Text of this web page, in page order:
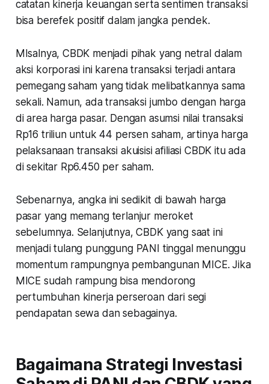
catatan kinerja keuangan serta sentimen transaksi
bisa berefek positif dalam jangka pendek.
MIsalnya, CBDK menjadi pihak yang netral dalam
aksi korporasi ini karena transaksi terjadi antara
pemegang saham yang tidak melibatkannya sama
sekali. Namun, ada transaksi jumbo dengan harga
di area harga pasar. Dengan asumsi nilai transaksi
Rp16 triliun untuk 44 persen saham, artinya harga
pelaksanaan transaksi akuisisi afiliasi CBDK itu ada
di sekitar Rp6.450 per saham.
Sebenarnya, angka ini sedikit di bawah harga
pasar yang memang terlanjur meroket
sebelumnya. Selanjutnya, CBDK yang saat ini
menjadi tulang punggung PANI tinggal menunggu
momentum rampungnya pembangunan MICE. Jika
MICE sudah rampung bisa mendorong
pertumbuhan kinerja perseroan dari segi
pendapatan sewa dan sebagainya.
Bagaimana Strategi Investasi